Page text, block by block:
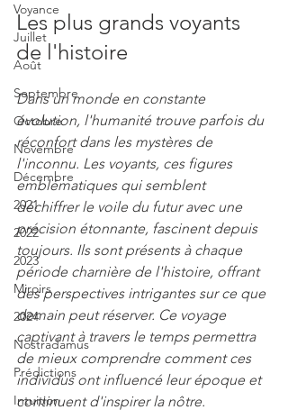
Voyance
Juillet
Août
Septembre
Octobre
Novembre
Décembre
2021
2022
2023
Miroirs
2024
Nostradamus
Prédictions
Intuition
Les plus grands voyants
de l'histoire
Dans un monde en constante
évolution, l'humanité trouve parfois du
réconfort dans les mystères de
l'inconnu. Les voyants, ces figures
emblématiques qui semblent
déchiffrer le voile du futur avec une
précision étonnante, fascinent depuis
toujours. Ils sont présents à chaque
période charnière de l'histoire, offrant
des perspectives intrigantes sur ce que
demain peut réserver. Ce voyage
captivant à travers le temps permettra
de mieux comprendre comment ces
individus ont influencé leur époque et
continuent d'inspirer la nôtre.